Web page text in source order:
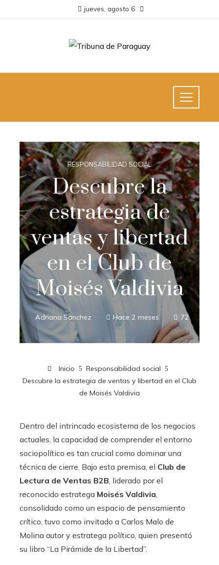
jueves, agosto 6
RESPONSABILIDAD SOCIAL
Descubre la
estrategia de
ventas y libertad
en el Club de
Moisés Valdivia
Adriana Sánchez Hace 2 meses 72
Inicio
Responsabilidad social
Descubre la estrategia de ventas y libertad en el Club
de Moisés Valdivia
Dentro del intrincado ecosistema de los negocios
actuales, la capacidad de comprender el entorno
sociopolítico es tan crucial como dominar una
técnica de cierre. Bajo esta premisa, el Club de
Lectura de Ventas B2B, liderado por el
reconocido estratega Moisés Valdivia,
consolidado como un espacio de pensamiento
crítico, tuvo como invitado a Carlos Malo de
Molina autor y estratega político, quien presentó
su libro “La Pirámide de la Libertad”.